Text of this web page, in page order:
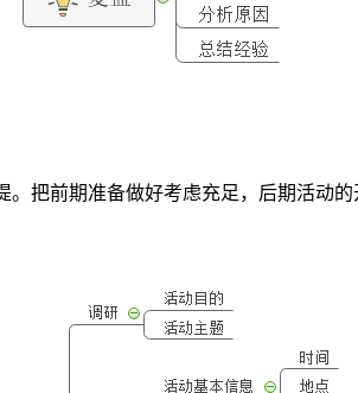
把前期准备做好考虑充足，后期活动的